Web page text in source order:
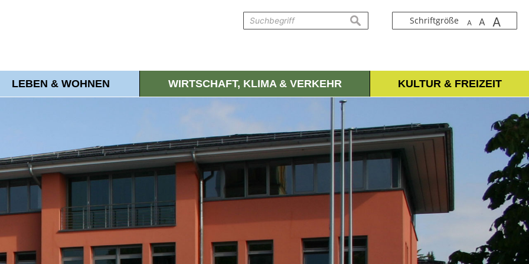
Schriftgröße A A A
suchen
LEBEN & WOHNEN WIRTSCHAFT, KLIMA & VERKEHR KULTUR & FREIZEIT